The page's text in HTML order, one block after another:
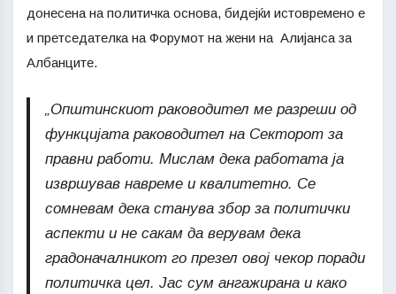
донесена на политичка основа, бидејќи истовремено е
и претседателка на Форумот на жени на Алијанса за
Албанците.
„Општинскиот раководител ме разреши од
функцијата раководител на Секторот за
правни работи. Мислам дека работата ја
извршував навреме и квалитетно. Се
сомневам дека станува збор за политички
аспекти и не сакам да верувам дека
градоначалникот го презел овој чекор поради
политичка цел. Јас сум ангажирана и како